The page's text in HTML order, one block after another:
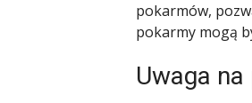
pokarmów,
pokarmy mogą
Uwaga